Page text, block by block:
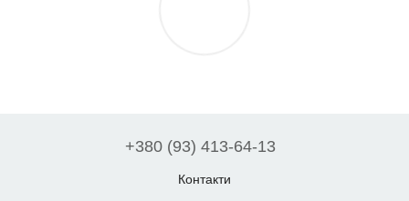
+380 (93) 413-64-13
Контакти